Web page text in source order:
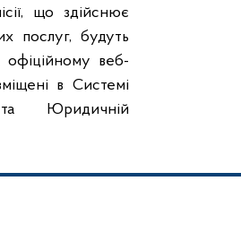
що здійснює
послуг, будуть
офіційному веб-
в Системі
та Юридичній